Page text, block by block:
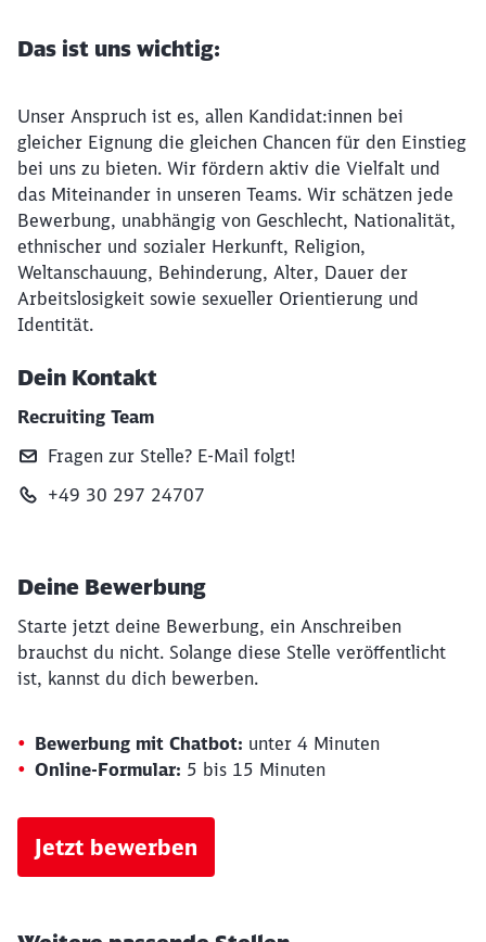
Das ist uns wichtig:
Unser Anspruch ist es, allen Kandidat:innen bei
gleicher Eignung die gleichen Chancen für den Einstieg
bei uns zu bieten. Wir fördern aktiv die Vielfalt und
das Miteinander in unseren Teams. Wir schätzen jede
Bewerbung, unabhängig von Geschlecht, Nationalität,
ethnischer und sozialer Herkunft, Religion,
Weltanschauung, Behinderung, Alter, Dauer der
Arbeitslosigkeit sowie sexueller Orientierung und
Identität.
Dein Kontakt
Recruiting Team
Fragen zur Stelle? E‑Mail folgt!
+49 30 297 24707
Deine Bewerbung
Starte jetzt deine Bewerbung, ein Anschreiben
brauchst du nicht. Solange diese Stelle veröffentlicht
ist, kannst du dich bewerben.
Bewerbung mit Chatbot: unter 4 Minuten
Online-Formular: 5 bis 15 Minuten
Jetzt bewerben